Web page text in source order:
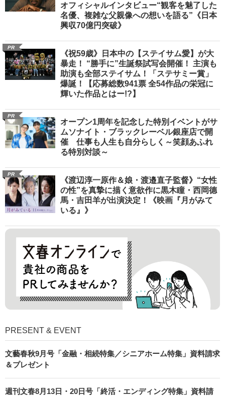
オフィシャルインタビュー“観客を魅了した
名優、複雑な父親像への想いを語る”《日本
興収70億円突破》
PR
《祝59歳》日本中の【ステイサム愛】が大
暴走！ “勝手に”生誕祭試写会開催！ 主演も
助演も全部ステイサム！「ステサミー賞」
爆誕！【応募総数941票 全54作品の栄冠に
輝いた作品とはー!?】
PR
オープン1周年を記念した特別イベントがサ
ムソナイト・ブラックレーベル銀座店で開
催 仕事も人生も自分らしく～笑顔あふれ
る特別対談～
PR
《渡辺淳一原作＆娘・渡邉直子監督》“女性
の性”を真摯に描く意欲作に黒木瞳・西岡德
馬・吉田羊が出演決定！《映画『月がみて
いる』》
PRESENT & EVENT
文藝春秋9月号「金融・相続特集／シニアホーム特集」資料請求
＆プレゼント
週刊文春8月13日・20日号「終活・エンディング特集」資料請